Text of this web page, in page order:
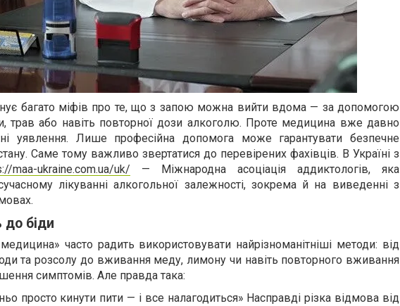
багато міфів про те, що з запою можна вийти вдома — за допомогою
трав або навіть повторної дози алкоголю. Проте медицина вже давно
уявлення. Лише професійна допомога може гарантувати безпечне
Саме тому важливо звертатися до перевірених фахівців. В Україні з
maa-ukraine.com.ua/uk/ — Міжнародна асоціація аддиктологів, яка
лікуванні алкогольної залежності, зокрема й на виведенні з
до біди
часто радить використовувати найрізноманітніші методи: від
та розсолу до вживання меду, лимону чи навіть повторного вживання
симптомів. Але правда така:
просто кинути пити — і все налагодиться» Насправді різка відмова від